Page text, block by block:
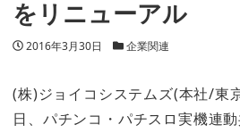
をリニューアル
投稿日
2016年3月30日 カテゴリー
企業関連
(株)ジョイコシステムズ(本社/東
日、パチンコ・パチスロ実機連